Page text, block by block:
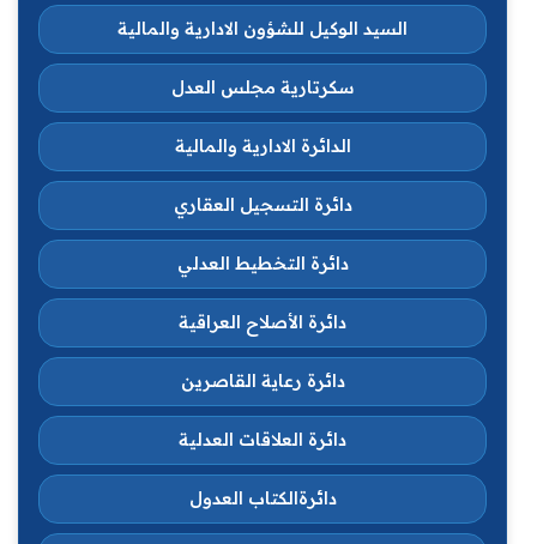
السيد الوكيل للشؤون الادارية والمالية
سكرتارية مجلس العدل
الدائرة الادارية والمالية
دائرة التسجيل العقاري
دائرة التخطيط العدلي
دائرة الأصلاح العراقية
دائرة رعاية القاصرين
دائرة العلاقات العدلية
دائرةالكتاب العدول